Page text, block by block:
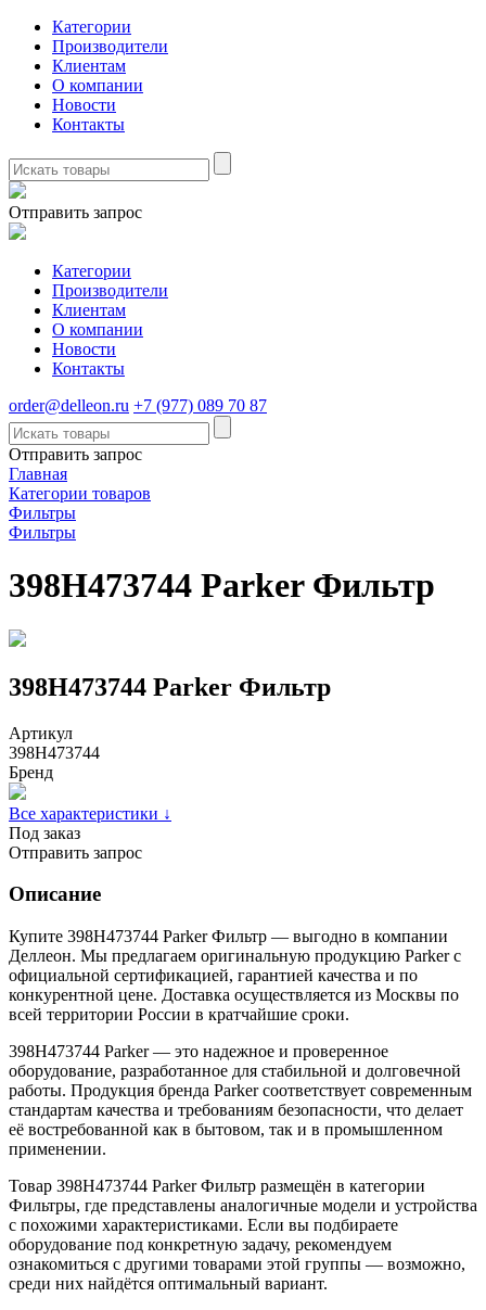
Категории
Производители
Клиентам
О компании
Новости
Контакты
Отправить запрос
Категории
Производители
Клиентам
О компании
Новости
Контакты
order@delleon.ru +7 (977) 089 70 87
Отправить запрос
Главная
Категории товаров
Фильтры
Фильтры
398H473744 Parker Фильтр
398H473744 Parker Фильтр
Артикул
398H473744
Бренд
Все характеристики ↓
Под заказ
Отправить запрос
Описание
Купите 398H473744 Parker Фильтр — выгодно в компании
Деллеон. Мы предлагаем оригинальную продукцию Parker с
официальной сертификацией, гарантией качества и по
конкурентной цене. Доставка осуществляется из Москвы по
всей территории России в кратчайшие сроки.
398H473744 Parker — это надежное и проверенное
оборудование, разработанное для стабильной и долговечной
работы. Продукция бренда Parker соответствует современным
стандартам качества и требованиям безопасности, что делает
её востребованной как в бытовом, так и в промышленном
применении.
Товар 398H473744 Parker Фильтр размещён в категории
Фильтры, где представлены аналогичные модели и устройства
с похожими характеристиками. Если вы подбираете
оборудование под конкретную задачу, рекомендуем
ознакомиться с другими товарами этой группы — возможно,
среди них найдётся оптимальный вариант.